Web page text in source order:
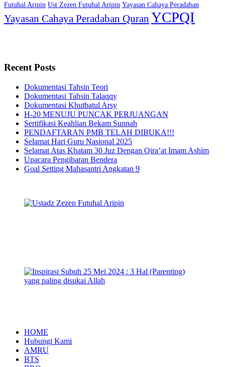
Futuhal Aripin Ust Zezen Futuhal Aripin Yayasan Cahaya Peradaban
Yayasan Cahaya Peradaban Quran YCPQI
Recent Posts
Dokumentasi Tahsin Teori
Dokumentasi Tahsin Talaqqy
Dokumentasi Khutbatul Arsy
H-20 MENUJU PUNCAK PERJUANGAN
Sertifikasi Keahlian Bekam Sunnah
PENDAFTARAN PMB TELAH DIBUKA!!!
Selamat Hari Guru Nasional 2025
Selamat Atas Khatam 30 Juz Dengan Qira’at Imam Ashim
Upacara Pengibaran Bendera
Goal Setting Mahasantri Angkatan 9
HOME
Hubungi Kami
AMRU
BTS